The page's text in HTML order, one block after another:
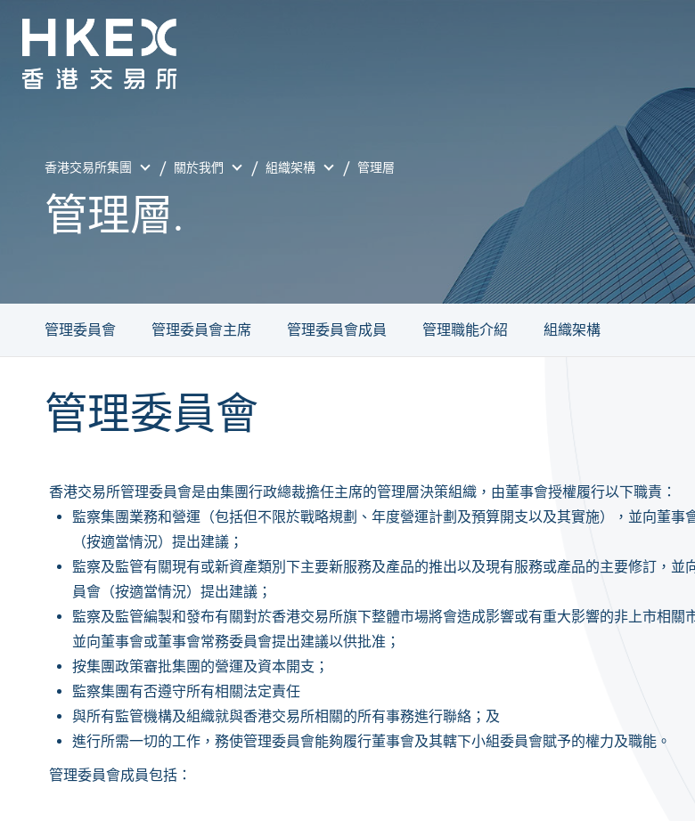
香港交易所集團 關於我們 組織架構 管理層
管理層.
管理委員會 管理委員會主席 管理委員會成員 管理職能介紹 組織架構
管理委員會
香港交易所管理委員會是由集團行政總裁擔任主席的管理層決策組織，由董事會授權履行以下職責：
監察集團業務和營運（包括但不限於戰略規劃、年度營運計劃及預算開支以及其實施），並向董事
（按適當情況）提出建議；
監察及監管有關現有或新資產類別下主要新服務及產品的推出以及現有服務或產品的主要修訂，並
員會（按適當情況）提出建議；
監察及監管編製和發布有關對於香港交易所旗下整體市場將會造成影響或有重大影響的非上市相關
並向董事會或董事會常務委員會提出建議以供批准；
按集團政策審批集團的營運及資本開支；
監察集團有否遵守所有相關法定責任
與所有監管機構及組織就與香港交易所相關的所有事務進行聯絡；及
進行所需一切的工作，務使管理委員會能夠履行董事會及其轄下小組委員會賦予的權力及職能。
管理委員會成員包括：